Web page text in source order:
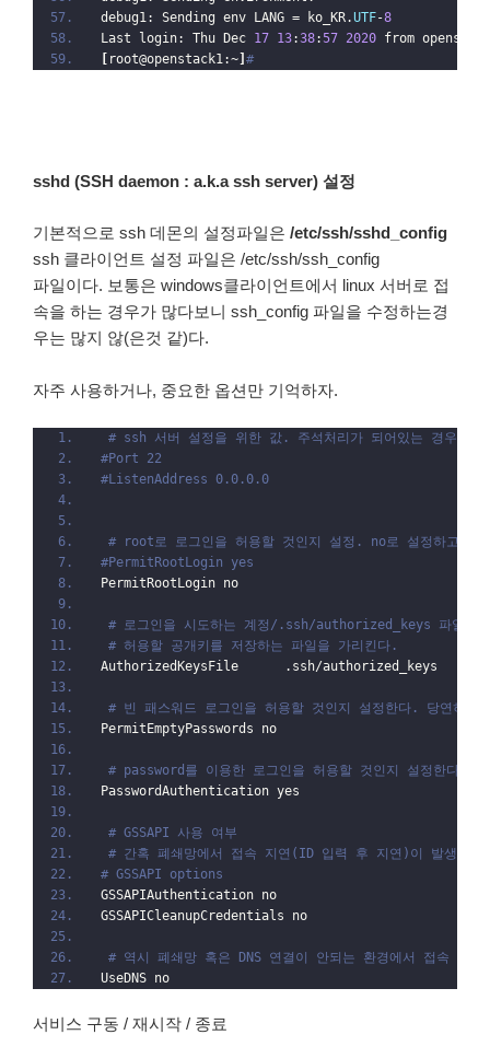
debug1: Sending env LANG = ko_KR.UTF-8
Last login: Thu Dec 17 13:38:57 2020 from
[ root@openstack1:~] #
sshd (SSH daemon : a.k.a ssh server) 설정
기본적으로 ssh 데몬의 설정파일은 /etc/ssh/sshd_config
ssh 클라이언트 설정 파일은 /etc/ssh/ssh_config
파일이다. 보통은 windows클라이언트에서 linux 서버로 접
속을 하는 경우가 많다보니 ssh_config 파일을 수정하는경
우는 많지 않(은것 같)다.
자주 사용하거나, 중요한 옵션만 기억하자.
# ssh 서버 설정을 위한 값. 주석처리가 되어있는 경우 기
#Port 22
#ListenAddress 0.0.0.0
# root로 로그인을 허용할 것인지 설정. no로 설정하고
#PermitRootLogin yes
PermitRootLogin no
# 로그인을 시도하는 계정/.ssh/authorized_keys 파일을
# 허용할 공개키를 저장하는 파일을 가리킨다.
AuthorizedKeysFile      .ssh/authorized_keys
# 빈 패스워드 로그인을 허용할 것인지 설정한다. 당연히
PermitEmptyPasswords no
# password를 이용한 로그인을 허용할 것인지 설정한다.
PasswordAuthentication yes
# GSSAPI 사용 여부
# 간혹 폐쇄망에서 접속 지연(ID 입력 후 지연)이 발생하년
# GSSAPI options
GSSAPIAuthentication no
GSSAPICleanupCredentials no
# 역시 폐쇄망 혹은 DNS 연결이 안되는 환경에서 접속 지연
UseDNS no
서비스 구동 / 재시작 / 종료